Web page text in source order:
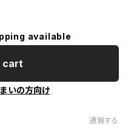
available
cart
いの方向け
通報する